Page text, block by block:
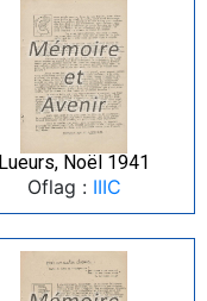
Lueurs, Noël 1941
Oflag : IIIC